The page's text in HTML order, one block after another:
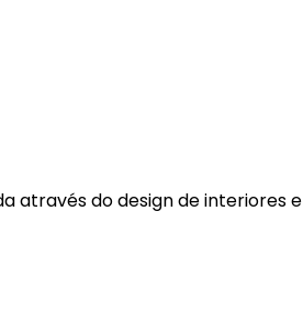
através do design de interiores